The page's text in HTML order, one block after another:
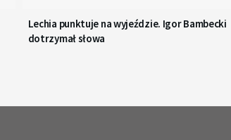
Lechia punktuje na wyjeździe. Igor Bambecki
dotrzymał słowa